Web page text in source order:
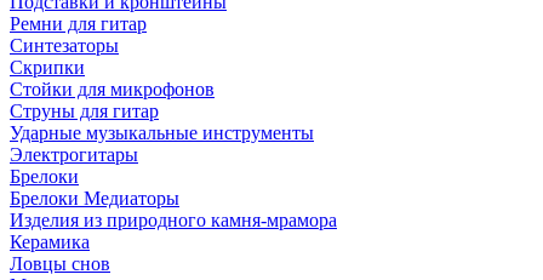
Ремни для гитар
Синтезаторы
Скрипки
Стойки для микрофонов
Струны для гитар
Ударные музыкальные инструменты
Электрогитары
Брелоки
Брелоки Медиаторы
Изделия из природного камня-мрамора
Керамика
Ловцы снов